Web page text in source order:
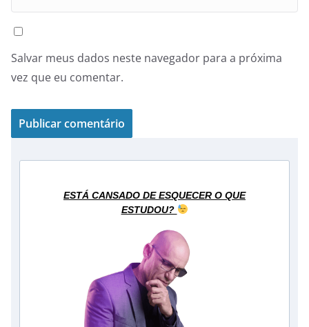
Salvar meus dados neste navegador para a próxima
vez que eu comentar.
ESTÁ CANSADO DE ESQUECER O QUE
ESTUDOU?